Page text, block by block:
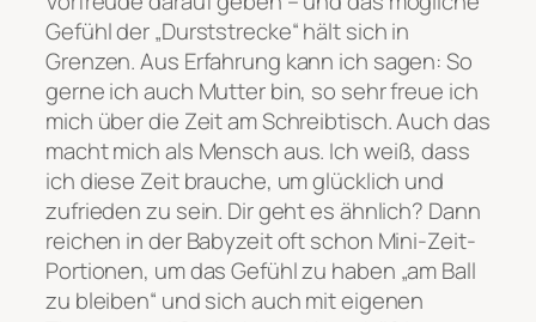
Gefühl der „Durststrecke“ hält sich in
Grenzen. Aus Erfahrung kann ich sagen: So
gerne ich auch Mutter bin, so sehr freue ich
mich über die Zeit am Schreibtisch. Auch das
macht mich als Mensch aus. Ich weiß, dass
ich diese Zeit brauche, um glücklich und
zufrieden zu sein. Dir geht es ähnlich? Dann
reichen in der Babyzeit oft schon Mini-Zeit-
Portionen, um das Gefühl zu haben „am Ball
zu bleiben“ und sich auch mit eigenen